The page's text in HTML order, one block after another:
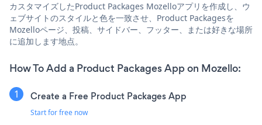
カスタマイズしたProduct Packages Mozelloアプリを作成し、ウ
ェブサイトのスタイルと色を一致させ、Product Packagesを
Mozelloページ、投稿、サイドバー、フッター、または好きな場所
に追加します地点。
How To Add a Product Packages App on Mozello:
Create a Free Product Packages App
Start for free now